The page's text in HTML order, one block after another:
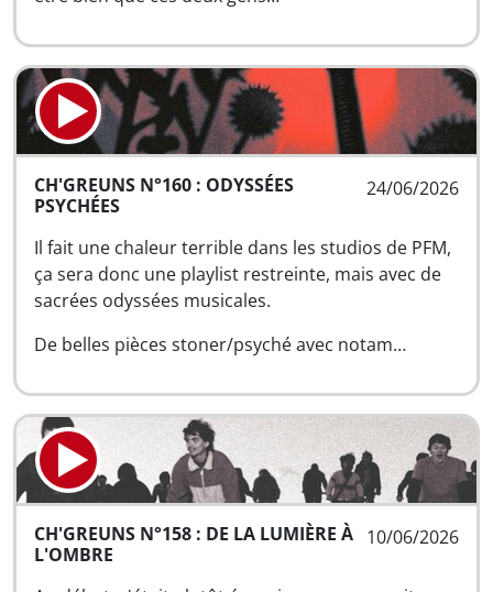
24/06/2026
CH'GREUNS N°160 : ODYSSÉES
PSYCHÉES
Il fait une chaleur terrible dans les studios de PFM,
ça sera donc une playlist restreinte, mais avec de
sacrées odyssées musicales.
De belles pièces stoner/psyché avec notam…
10/06/2026
CH'GREUNS N°158 : DE LA LUMIÈRE À
L'OMBRE